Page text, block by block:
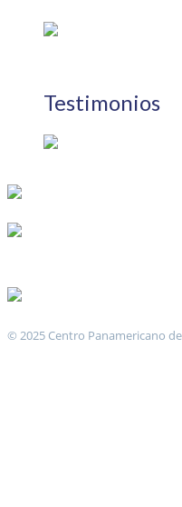
Testimonios
© 2025 Centro Panamericano